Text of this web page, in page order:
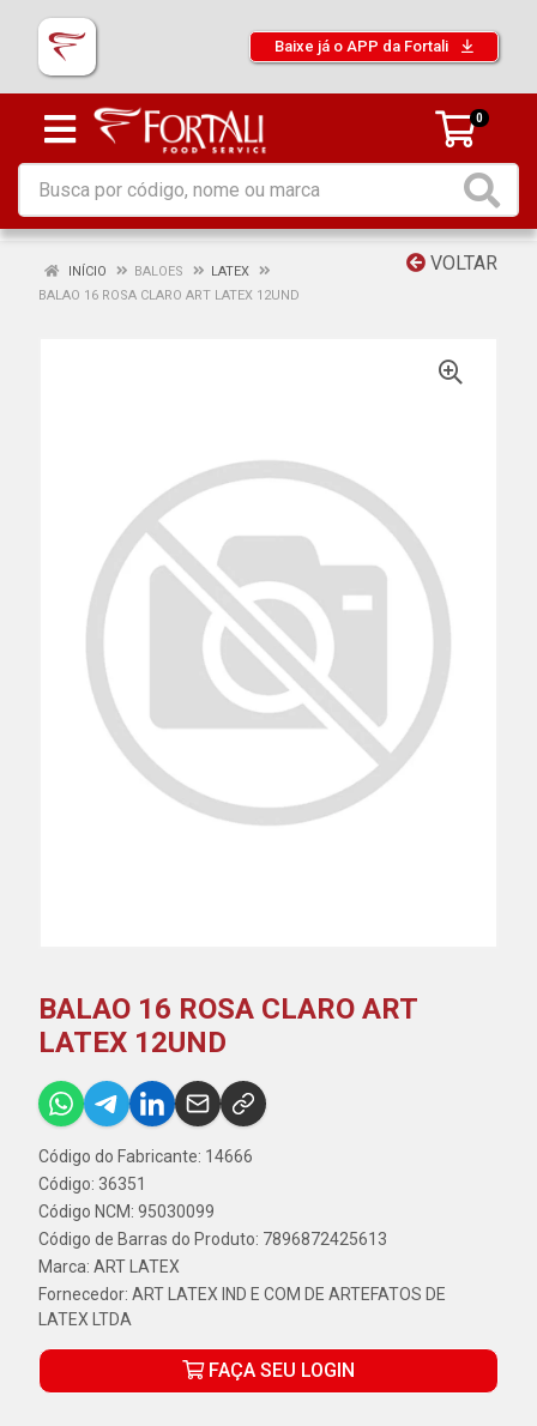
Baixe já o APP da Fortali
0
VOLTAR
INÍCIO BALOES
LATEX
BALAO 16 ROSA CLARO ART LATEX 12UND
BALAO 16 ROSA CLARO ART
LATEX 12UND
Código do Fabricante: 14666
Código: 36351
Código NCM: 95030099
Código de Barras do Produto: 7896872425613
Marca: ART LATEX
Fornecedor: ART LATEX IND E COM DE ARTEFATOS DE
LATEX LTDA
FAÇA SEU LOGIN